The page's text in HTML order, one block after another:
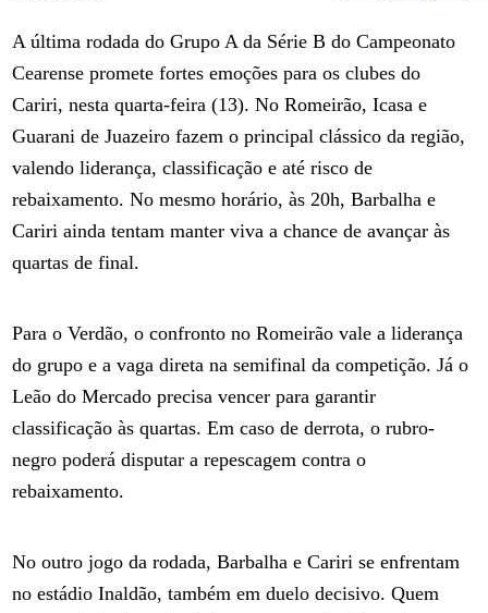
A última rodada do Grupo A da Série B do Campeonato
Cearense promete fortes emoções para os clubes do
Cariri, nesta quarta-feira (13). No Romeirão, Icasa e
Guarani de Juazeiro fazem o principal clássico da região,
valendo liderança, classificação e até risco de
rebaixamento. No mesmo horário, às 20h, Barbalha e
Cariri ainda tentam manter viva a chance de avançar às
quartas de final.
Para o Verdão, o confronto no Romeirão vale a liderança
do grupo e a vaga direta na semifinal da competição. Já o
Leão do Mercado precisa vencer para garantir
classificação às quartas. Em caso de derrota, o rubro-
negro poderá disputar a repescagem contra o
rebaixamento.
No outro jogo da rodada, Barbalha e Cariri se enfrentam
no estádio Inaldão, também em duelo decisivo. Quem